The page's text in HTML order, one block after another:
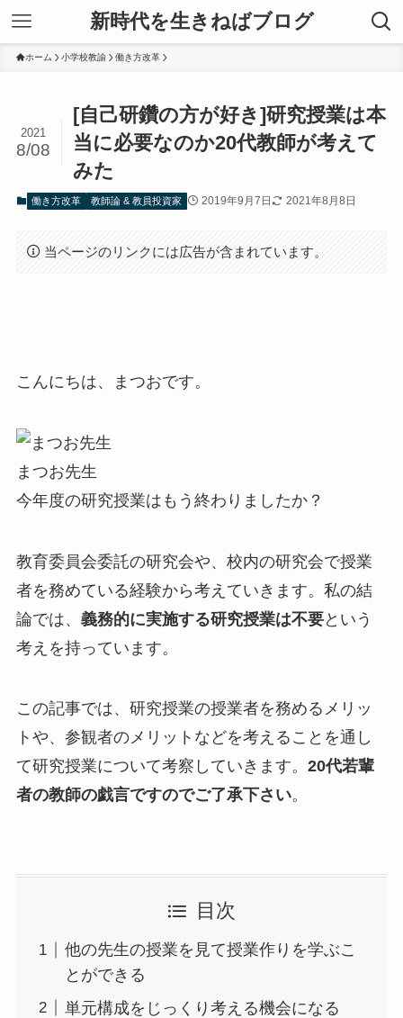
新時代を生きねばブログ
ホーム 小学校教諭 働き方改革
[自己研鑽の方が好き]研究授業は本
当に必要なのか20代教師が考えて
みた
2021
8/08
働き方改革 教師論 & 教員投資家 2019年9月7日 2021年8月8日
当ページのリンクには広告が含まれています。
こんにちは、まつおです。
まつお先生
今年度の研究授業はもう終わりましたか？
教育委員会委託の研究会や、校内の研究会で授業
者を務めている経験から考えていきます。私の結
論では、 義務的に実施する研究授業は不要という
考えを持っています。
この記事では、研究授業の授業者を務めるメリッ
トや、参観者のメリットなどを考えることを通し
て研究授業について考察していきます。 20代若輩
者の教師の戯言ですのでご了承下さい。
目次
他の先生の授業を見て授業作りを学ぶこ
とができる
単元構成をじっくり考える機会になる